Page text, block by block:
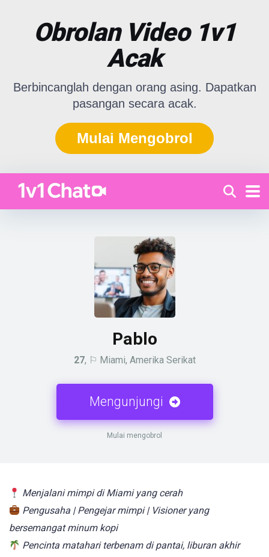
Obrolan Video 1v1
Acak
Berbincanglah dengan orang asing. Dapatkan
pasangan secara acak.
Mulai Mengobrol
Pablo
27, ⚐ Miami, Amerika Serikat
Mengunjungi
Mulai mengobrol
Menjalani mimpi di Miami yang cerah
Pengusaha | Pengejar mimpi | Visioner yang
bersemangat minum kopi
Pencinta matahari terbenam di pantai, liburan akhir